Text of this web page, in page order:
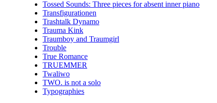
Tossed Sounds: Three pieces for absent inner piano
Transfigurationen
Trashtalk Dynamo
Trauma Kink
Traumboy and Traumgirl
Trouble
True Romance
TRUEMMER
Twaliwo
TWO. is not a solo
Typographies